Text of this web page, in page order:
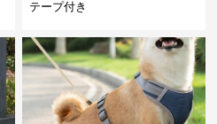
テープ付き